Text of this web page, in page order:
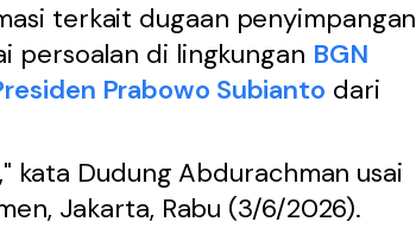
terkait dugaan penyimpangan
persoalan di lingkungan BGN
Prabowo Subianto dari
kata Dudung Abdurachman usai
Jakarta, Rabu (3/6/2026).